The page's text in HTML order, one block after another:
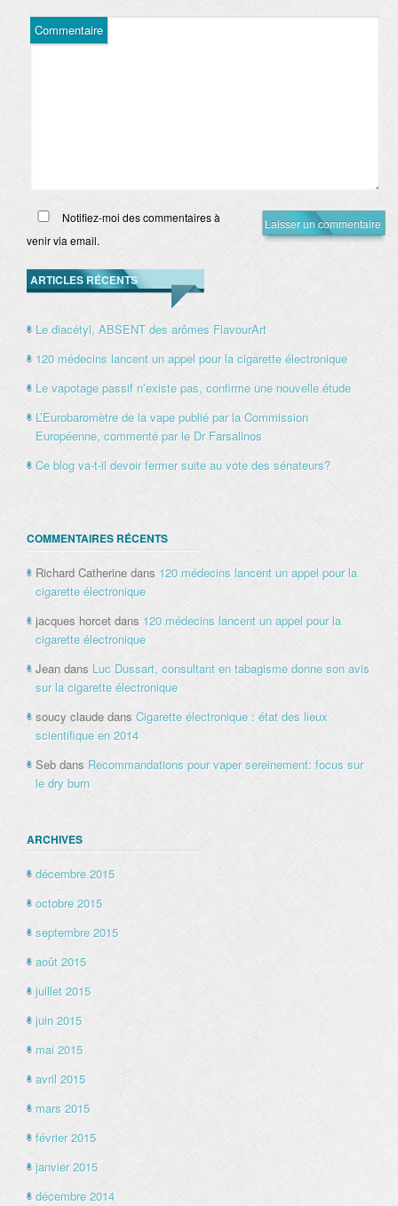
Commentaire
Notifiez-moi des commentaires à
venir via email.
ARTICLES RÉCENTS
Le diacétyl, ABSENT des arômes FlavourArt
120 médecins lancent un appel pour la cigarette électronique
Le vapotage passif n’existe pas, confirme une nouvelle étude
L’Eurobaromètre de la vape publié par la Commission
Européenne, commenté par le Dr Farsalinos
Ce blog va-t-il devoir fermer suite au vote des sénateurs?
COMMENTAIRES RÉCENTS
Richard Catherine dans 120 médecins lancent un appel pour la
cigarette électronique
jacques horcet dans 120 médecins lancent un appel pour la
cigarette électronique
Jean dans Luc Dussart, consultant en tabagisme donne son avis
sur la cigarette électronique
soucy claude dans Cigarette électronique : état des lieux
scientifique en 2014
Seb dans Recommandations pour vaper sereinement: focus sur
le dry burn
ARCHIVES
décembre 2015
octobre 2015
septembre 2015
août 2015
juillet 2015
juin 2015
mai 2015
avril 2015
mars 2015
février 2015
janvier 2015
décembre 2014